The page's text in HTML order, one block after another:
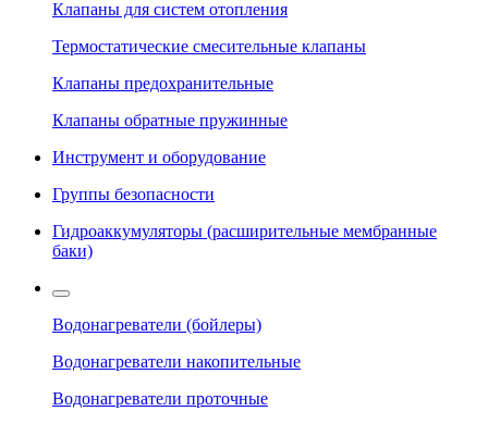
Клапаны для систем отопления
Термостатические смесительные клапаны
Клапаны предохранительные
Клапаны обратные пружинные
Инструмент и оборудование
Группы безопасности
Гидроаккумуляторы (расширительные мембранные
баки)
Водонагреватели (бойлеры)
Водонагреватели накопительные
Водонагреватели проточные